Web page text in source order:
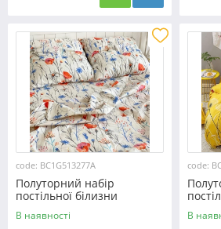
code: BC1G513277А
Полуторний набір
постільної білизни
150*220 із Бязі "Gold"
№513277А Черешенька™
В наявності
code:
В